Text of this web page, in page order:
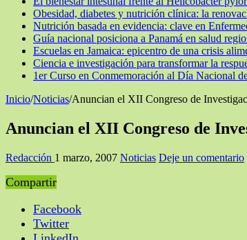
Obesidad, diabetes y nutrición clínica: la
Nutrición basada en evidencia: clave en
Guía nacional posiciona a Panamá en salud
Escuelas en Jamaica: epicentro de una crisis
Ciencia e investigación para transformar la
1er Curso en Conmemoración al Día Nacional
Inicio/Noticias/Anuncian el XII Congreso de
Anuncian el XII Congreso de
Redacción 1 marzo, 2007 Noticias Deje un comentario
Compartir
Facebook
Twitter